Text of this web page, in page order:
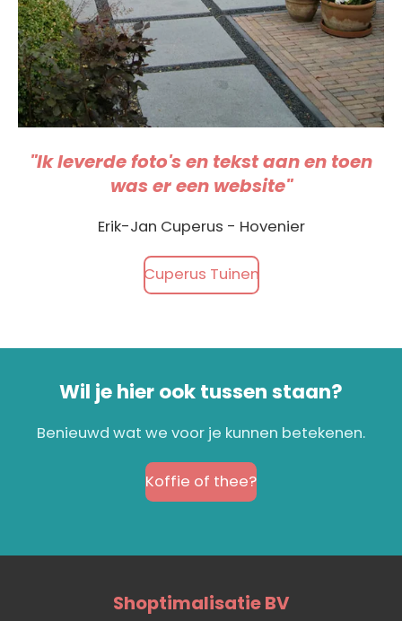
"Ik leverde foto's en tekst aan en toen
was er een website"
Erik-Jan Cuperus - Hovenier
Cuperus Tuinen
Wil je hier ook tussen staan?
Benieuwd wat we voor je kunnen betekenen.
Koffie of thee?
Shoptimalisatie BV